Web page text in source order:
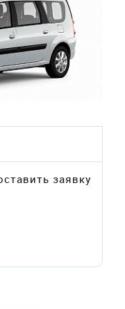
заявку